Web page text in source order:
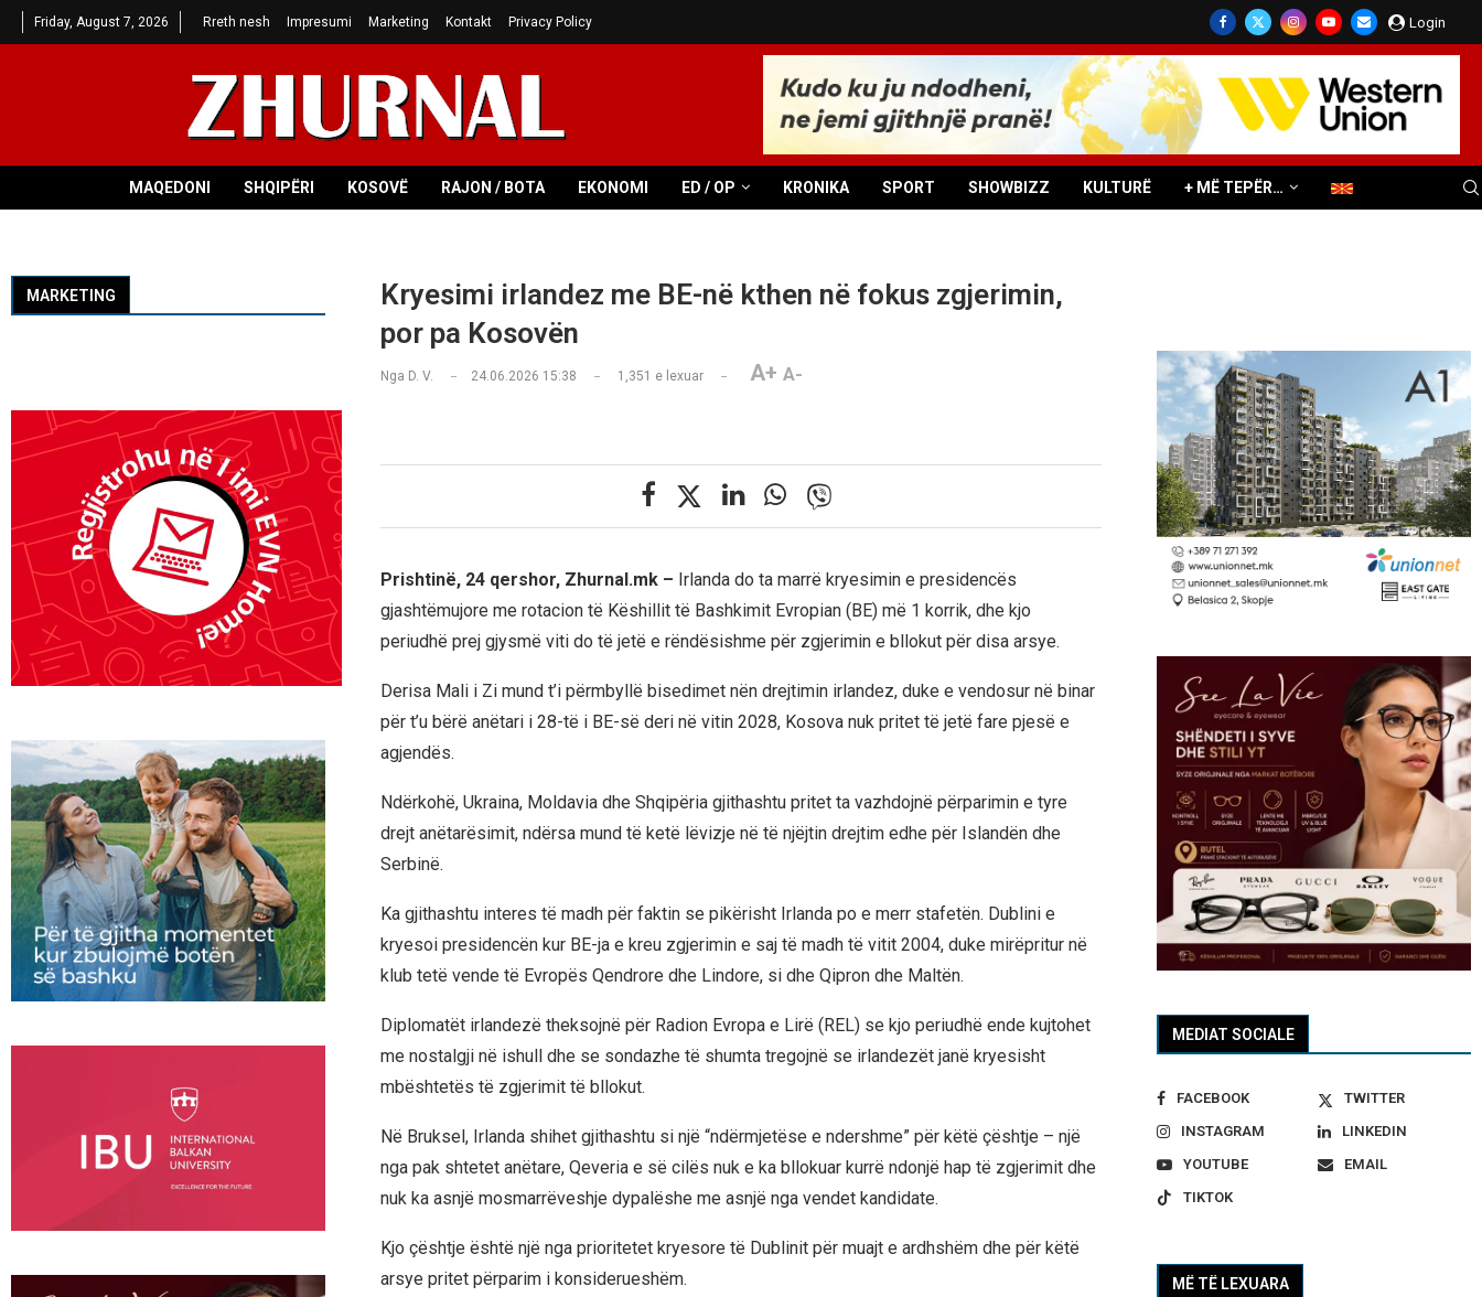
Friday, August 7, 2026 Rreth nesh Impresumi Marketing Kontakt Privacy Policy Login
MAQEDONI SHQIPËRI KOSOVË RAJON / BOTA EKONOMI ED / OP KRONIKA SPORT SHOWBIZZ KULTURË + MË TEPËR…
Kryesimi irlandez me BE-në kthen në fokus zgjerimin,
por pa Kosovën
Nga D. V. 24.06.2026 15:38 1,351 e lexuar A+ A-
Prishtinë, 24 qershor, Zhurnal.mk – Irlanda do ta marrë kryesimin e presidencës
gjashtëmujore me rotacion të Këshillit të Bashkimit Evropian (BE) më 1 korrik, dhe kjo
periudhë prej gjysmë viti do të jetë e rëndësishme për zgjerimin e bllokut për disa arsye.
Derisa Mali i Zi mund t’i përmbyllë bisedimet nën drejtimin irlandez, duke e vendosur në binar
për t’u bërë anëtari i 28-të i BE-së deri në vitin 2028, Kosova nuk pritet të jetë fare pjesë e
agjendës.
Ndërkohë, Ukraina, Moldavia dhe Shqipëria gjithashtu pritet ta vazhdojnë përparimin e tyre
drejt anëtarësimit, ndërsa mund të ketë lëvizje në të njëjtin drejtim edhe për Islandën dhe
Serbinë.
Ka gjithashtu interes të madh për faktin se pikërisht Irlanda po e merr stafetën. Dublini e
kryesoi presidencën kur BE-ja e kreu zgjerimin e saj të madh të vitit 2004, duke mirëpritur në
klub tetë vende të Evropës Qendrore dhe Lindore, si dhe Qipron dhe Maltën.
Diplomatët irlandezë theksojnë për Radion Evropa e Lirë (REL) se kjo periudhë ende kujtohet
me nostalgji në ishull dhe se sondazhe të shumta tregojnë se irlandezët janë kryesisht
mbështetës të zgjerimit të bllokut.
Në Bruksel, Irlanda shihet gjithashtu si një “ndërmjetëse e ndershme” për këtë çështje – një
nga pak shtetet anëtare, Qeveria e së cilës nuk e ka bllokuar kurrë ndonjë hap të zgjerimit dhe
nuk ka asnjë mosmarrëveshje dypalëshe me asnjë nga vendet kandidate.
Kjo çështje është një nga prioritetet kryesore të Dublinit për muajt e ardhshëm dhe për këtë
arsye pritet përparim i konsiderueshëm.
MEDIAT SOCIALE
FACEBOOK
TWITTER
INSTAGRAM
LINKEDIN
YOUTUBE
EMAIL
TIKTOK
MË TË LEXUARA
MARKETING